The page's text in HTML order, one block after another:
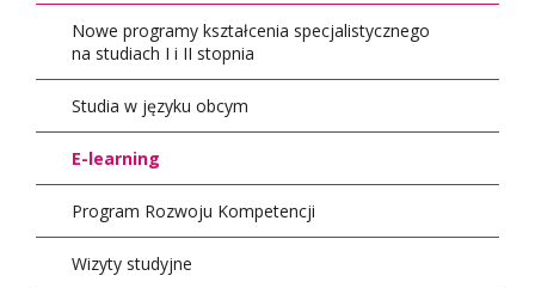
Nowe programy kształcenia specjalistycznego
na studiach I i II stopnia
Studia w języku obcym
E-learning
Program Rozwoju Kompetencji
Wizyty studyjne